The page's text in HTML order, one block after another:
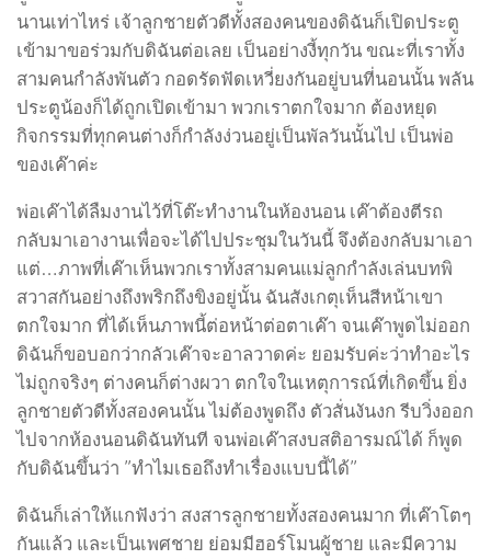
นานเท่าไหร่ เจ้าลูกชายตัวดีทั้งสองคนของดิฉันก็เปิดประตู
เข้ามาขอร่วมกับดิฉันต่อเลย เป็นอย่างงี้ทุกวัน ขณะที่เราทั้ง
สามคนกำลังพันตัว กอดรัดฟัดเหวี่ยงกันอยู่บนที่นอนนั้น พลัน
ประตูน้องก็ได้ถูกเปิดเข้ามา พวกเราตกใจมาก ต้องหยุด
กิจกรรมที่ทุกคนต่างก็กำลังง่วนอยู่เป็นพัลวันนั้นไป เป็นพ่อ
ของเค๊าค่ะ
พ่อเค๊าได้ลืมงานไว้ที่โต๊ะทำงานในห้องนอน เค๊าต้องตีรถ
กลับมาเอางานเพื่อจะได้ไปประชุมในวันนี้ จึงต้องกลับมาเอา
แต่…ภาพที่เค๊าเห็นพวกเราทั้งสามคนแม่ลูกกำลังเล่นบทพิ
สวาสกันอย่างถึงพริกถึงขิงอยู่นั้น ฉันสังเกตุเห็นสีหน้าเขา
ตกใจมาก ที่ได้เห็นภาพนี้ต่อหน้าต่อตาเค๊า จนเค๊าพูดไม่ออก
ดิฉันก็ขอบอกว่ากลัวเค๊าจะอาลวาดค่ะ ยอมรับค่ะว่าทำอะไร
ไม่ถูกจริงๆ ต่างคนก็ต่างผวา ตกใจในเหตุการณ์ที่เกิดขึ้น ยิ่ง
ลูกชายตัวดีทั้งสองคนนั้น ไม่ต้องพูดถึง ตัวสั่นงันงก รีบวิ่งออก
ไปจากห้องนอนดิฉันทันที จนพ่อเค๊าสงบสติอารมณ์ได้ ก็พูด
กับดิฉันขึ้นว่า ”ทำไมเธอถึงทำเรื่องแบบนี้ได้”
ดิฉันก็เล่าให้แกฟังว่า สงสารลูกชายทั้งสองคนมาก ที่เค๊าโตๆ
กันแล้ว และเป็นเพศชาย ย่อมมีฮอร์โมนผู้ชาย และมีความ